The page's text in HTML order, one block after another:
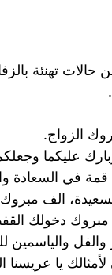
حالات تهنئة
الزواج.
عليكما
في السعادة
الف
مبروك دخولك
يا عريسنا